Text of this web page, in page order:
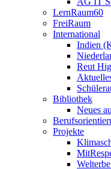
LernRaum60
FreiRaum
International
Indien
Reut
Bibliothek
Neues
Projekte